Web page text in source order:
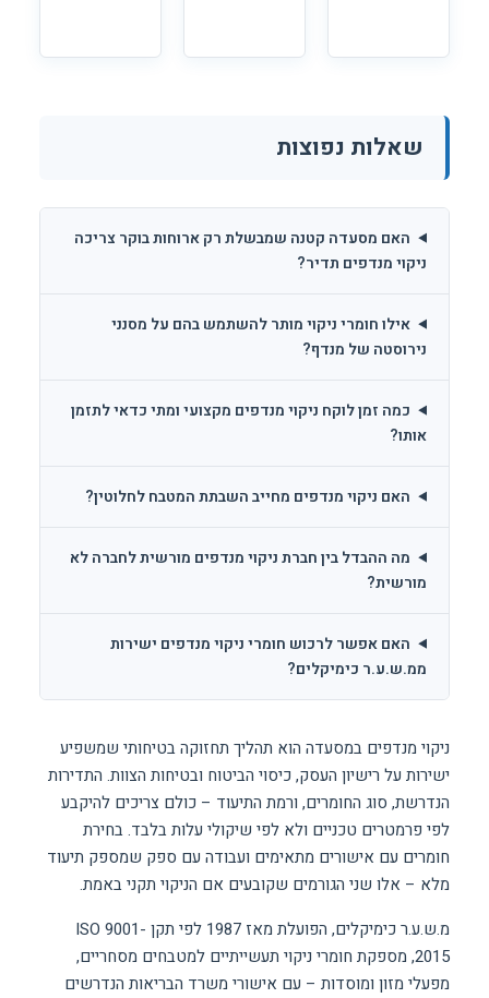
שאלות נפוצות
האם מסעדה קטנה שמבשלת רק ארוחות בוקר צריכה
ניקוי מנדפים תדיר?
אילו חומרי ניקוי מותר להשתמש בהם על מסנני
נירוסטה של מנדף?
כמה זמן לוקח ניקוי מנדפים מקצועי ומתי כדאי לתזמן
אותו?
האם ניקוי מנדפים מחייב השבתת המטבח לחלוטין?
מה ההבדל בין חברת ניקוי מנדפים מורשית לחברה לא
מורשית?
האם אפשר לרכוש חומרי ניקוי מנדפים ישירות
ממ.ש.ע.ר כימיקלים?
ניקוי מנדפים במסעדה הוא תהליך תחזוקה בטיחותי שמשפיע
ישירות על רישיון העסק, כיסוי הביטוח ובטיחות הצוות. התדירות
הנדרשת, סוג החומרים, ורמת התיעוד – כולם צריכים להיקבע
לפי פרמטרים טכניים ולא לפי שיקולי עלות בלבד. בחירת
חומרים עם אישורים מתאימים ועבודה עם ספק שמספק תיעוד
מלא – אלו שני הגורמים שקובעים אם הניקוי תקני באמת.
מ.ש.ע.ר כימיקלים, הפועלת מאז 1987 לפי תקן ISO 9001-
2015, מספקת חומרי ניקוי תעשייתיים למטבחים מסחריים,
מפעלי מזון ומוסדות – עם אישורי משרד הבריאות הנדרשים